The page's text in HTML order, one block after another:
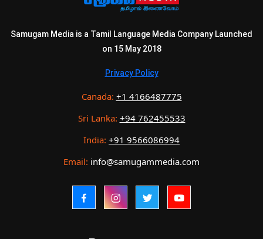
Samugam Media is a Tamil Language Media Company Launched
on 15 May 2018
Privacy Policy
Canada: +1 4166487775
Sri Lanka: +94 762455533
India: +91 9566086994
Email: info@samugammedia.com